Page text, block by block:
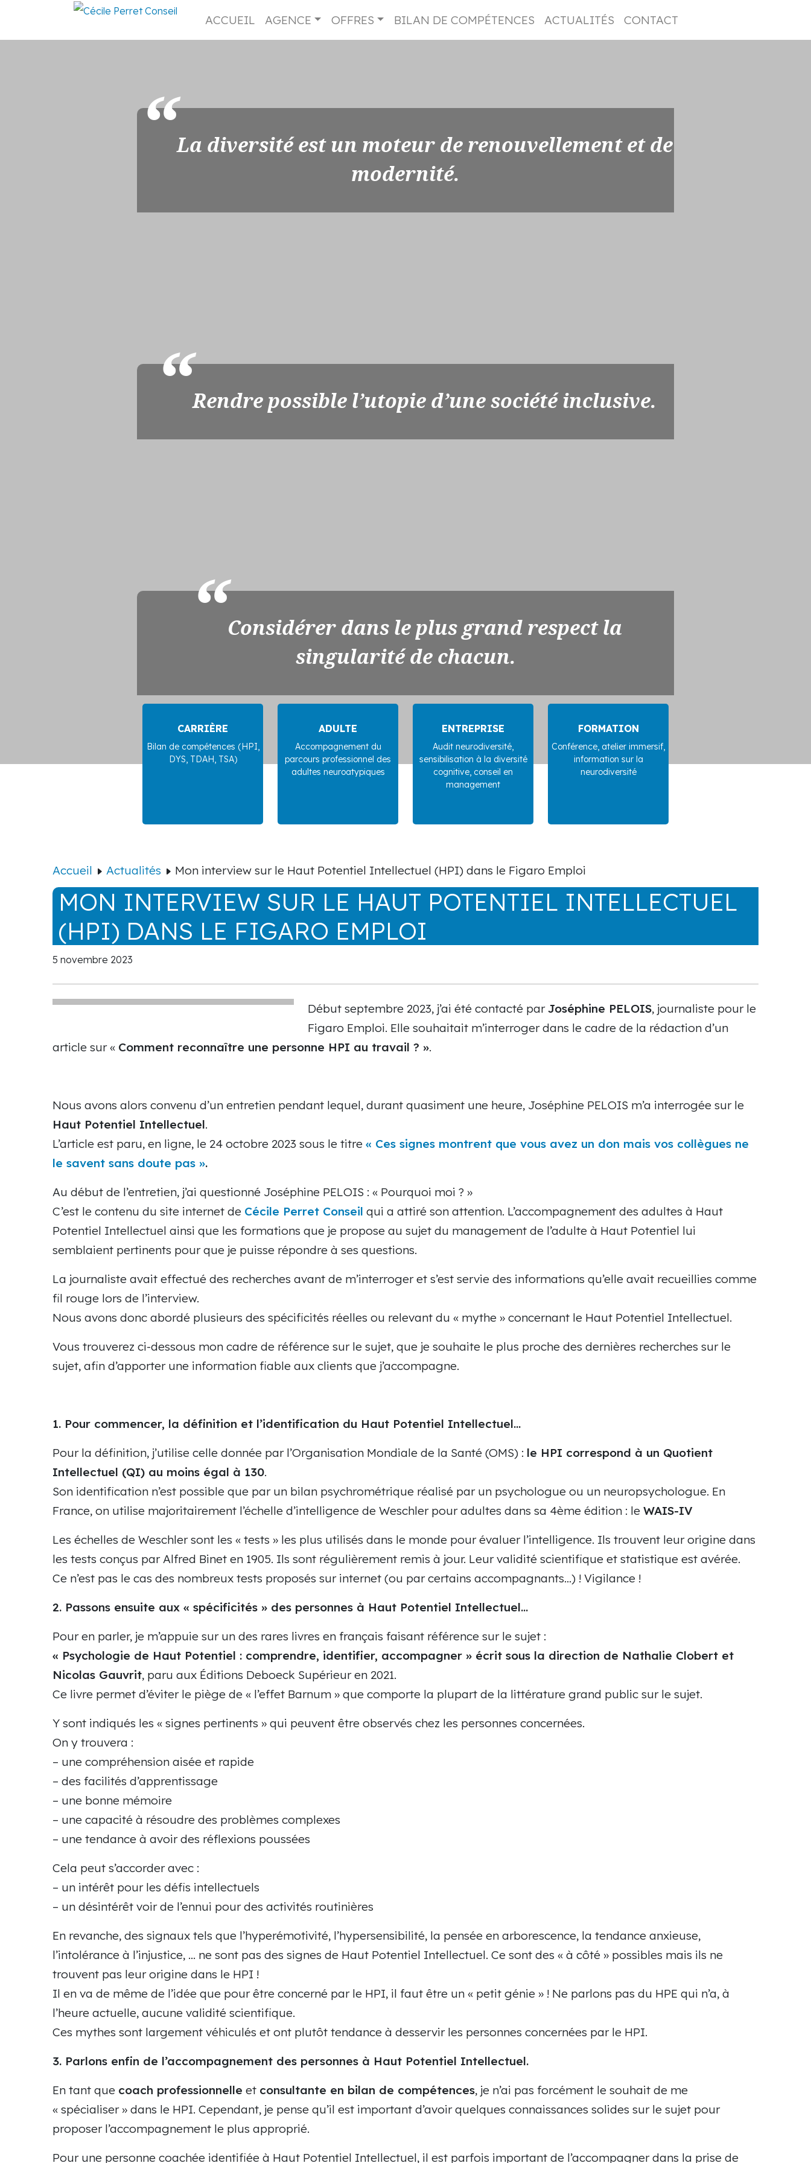
ACCUEIL AGENCE OFFRES BILAN DE COMPÉTENCES ACTUALITÉS CONTACT
La diversité est un moteur de renouvellement et de
modernité.
Rendre possible l’utopie d’une société inclusive.
Considérer dans le plus grand respect la
singularité de chacun.
CARRIÈRE
Bilan de compétences (HPI,
DYS, TDAH, TSA)
ADULTE
Accompagnement du
parcours professionnel des
adultes neuroatypiques
ENTREPRISE
Audit neurodiversité,
sensibilisation à la diversité
cognitive, conseil en
management
FORMATION
Conférence, atelier immersif,
information sur la
neurodiversité
Accueil Actualités Mon interview sur le Haut Potentiel Intellectuel (HPI) dans le Figaro Emploi
MON INTERVIEW SUR LE HAUT POTENTIEL INTELLECTUEL
(HPI) DANS LE FIGARO EMPLOI
5 novembre 2023
Début septembre 2023, j’ai été contacté parJoséphine PELOIS, journaliste pour le
Figaro Emploi. Elle souhaitait m’interroger dans le cadre de la rédaction d’un
article sur « Comment reconnaître une personne HPI au travail ? ».
Nous avons alors convenu d’un entretien pendant lequel, durant quasiment une heure, Joséphine PELOIS m’a interrogée sur le
Haut Potentiel Intellectuel.
L’article est paru, en ligne, le 24 octobre 2023 sous le titre « Ces signes montrent que vous avez un don mais vos collègues ne
le savent sans doute pas ».
Au début de l’entretien, j’ai questionné Joséphine PELOIS : « Pourquoi moi ? »
C’est le contenu du site internet de Cécile Perret Conseil qui a attiré son attention. L’accompagnement des adultes à Haut
Potentiel Intellectuel ainsi que les formations que je propose au sujet du management de l’adulte à Haut Potentiel lui
semblaient pertinents pour que je puisse répondre à ses questions.
La journaliste avait effectué des recherches avant de m’interroger et s’est servie des informations qu’elle avait recueillies comme
fil rouge lors de l’interview.
Nous avons donc abordé plusieurs des spécificités réelles ou relevant du « mythe » concernant le Haut Potentiel Intellectuel.
Vous trouverez ci-dessous mon cadre de référence sur le sujet, que je souhaite le plus proche des dernières recherches sur le
sujet, afin d’apporter une information fiable aux clients que j’accompagne.
1. Pour commencer, la définition et l’identification du Haut Potentiel Intellectuel…
Pour la définition, j’utilise celle donnée par l’Organisation Mondiale de la Santé (OMS) : le HPI correspond à un Quotient
Intellectuel (QI) au moins égal à 130.
Son identification n’est possible que par un bilan psychrométrique réalisé par un psychologue ou un neuropsychologue. En
France, on utilise majoritairement l’échelle d’intelligence de Weschler pour adultes dans sa 4ème édition : le WAIS-IV
Les échelles de Weschler sont les « tests » les plus utilisés dans le monde pour évaluer l’intelligence. Ils trouvent leur origine dans
les tests conçus par Alfred Binet en 1905. Ils sont régulièrement remis à jour. Leur validité scientifique et statistique est avérée.
Ce n’est pas le cas des nombreux tests proposés sur internet (ou par certains accompagnants…) ! Vigilance !
2. Passons ensuite aux « spécificités » des personnes à Haut Potentiel Intellectuel…
Pour en parler, je m’appuie sur un des rares livres en français faisant référence sur le sujet :
« Psychologie de Haut Potentiel : comprendre, identifier, accompagner » écrit sous la direction de Nathalie Clobert et
Nicolas Gauvrit, paru aux Éditions Deboeck Supérieur en 2021.
Ce livre permet d’éviter le piège de « l’effet Barnum » que comporte la plupart de la littérature grand public sur le sujet.
Y sont indiqués les « signes pertinents » qui peuvent être observés chez les personnes concernées.
On y trouvera :
– une compréhension aisée et rapide
– des facilités d’apprentissage
– une bonne mémoire
– une capacité à résoudre des problèmes complexes
– une tendance à avoir des réflexions poussées
Cela peut s’accorder avec :
– un intérêt pour les défis intellectuels
– un désintérêt voir de l’ennui pour des activités routinières
En revanche, des signaux tels que l’hyperémotivité, l’hypersensibilité, la pensée en arborescence, la tendance anxieuse,
l’intolérance à l’injustice, … ne sont pas des signes de Haut Potentiel Intellectuel. Ce sont des « à côté » possibles mais ils ne
trouvent pas leur origine dans le HPI !
Il en va de même de l’idée que pour être concerné par le HPI, il faut être un « petit génie » ! Ne parlons pas du HPE qui n’a, à
l’heure actuelle, aucune validité scientifique.
Ces mythes sont largement véhiculés et ont plutôt tendance à desservir les personnes concernées par le HPI.
3. Parlons enfin de l’accompagnement des personnes à Haut Potentiel Intellectuel.
En tant que coach professionnelle et consultante en bilan de compétences, je n’ai pas forcément le souhait de me
« spécialiser » dans le HPI. Cependant, je pense qu’il est important d’avoir quelques connaissances solides sur le sujet pour
proposer l’accompagnement le plus approprié.
Pour une personne coachée identifiée à Haut Potentiel Intellectuel, il est parfois important de l’accompagner dans la prise de